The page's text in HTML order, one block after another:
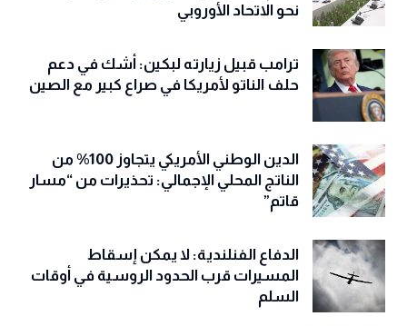
نحو الاتحاد الأوروبي
ترامب قبيل زيارته لبكين: أشك في دعم
حلف الناتو لأمريكا في صراع كبير مع الصين
الدين الوطني الأمريكي يتجاوز 100% من
الناتج المحلي الإجمالي: تحذيرات من “مسار
قاتم”
الدفاع الفنلندية: لا يمكن إسقاط
المسيرات قرب الحدود الروسية في أوقات
السلم